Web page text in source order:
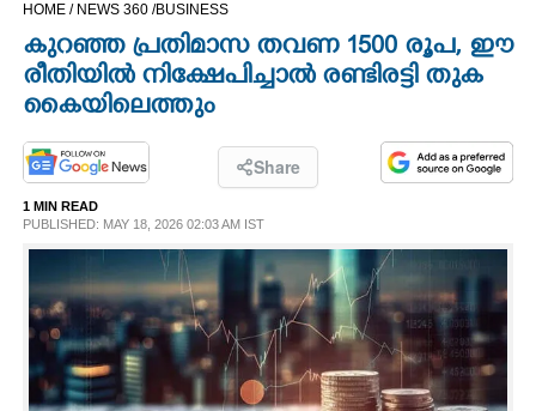
OPINION
PHOTOS
LIFESTYLE
SPIRITUAL
INFO+
HOME / NEWS 360 /BUSINESS
കുറഞ്ഞ പ്രതിമാസ തവണ 1500 രൂപ,​ ഈ
രീതിയിൽ നിക്ഷേപിച്ചാൽ രണ്ടിരട്ടി തുക
കൈയിലെത്തും
Share
1 MIN READ
PUBLISHED: MAY 18, 2026 02:03 AM IST